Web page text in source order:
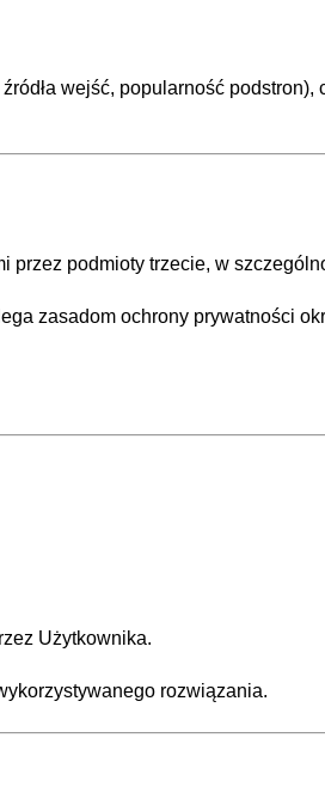
wejść, popularność
podmioty trzecie, w
zasadom ochrony prywatności
Użytkownika.
rozwiązania.